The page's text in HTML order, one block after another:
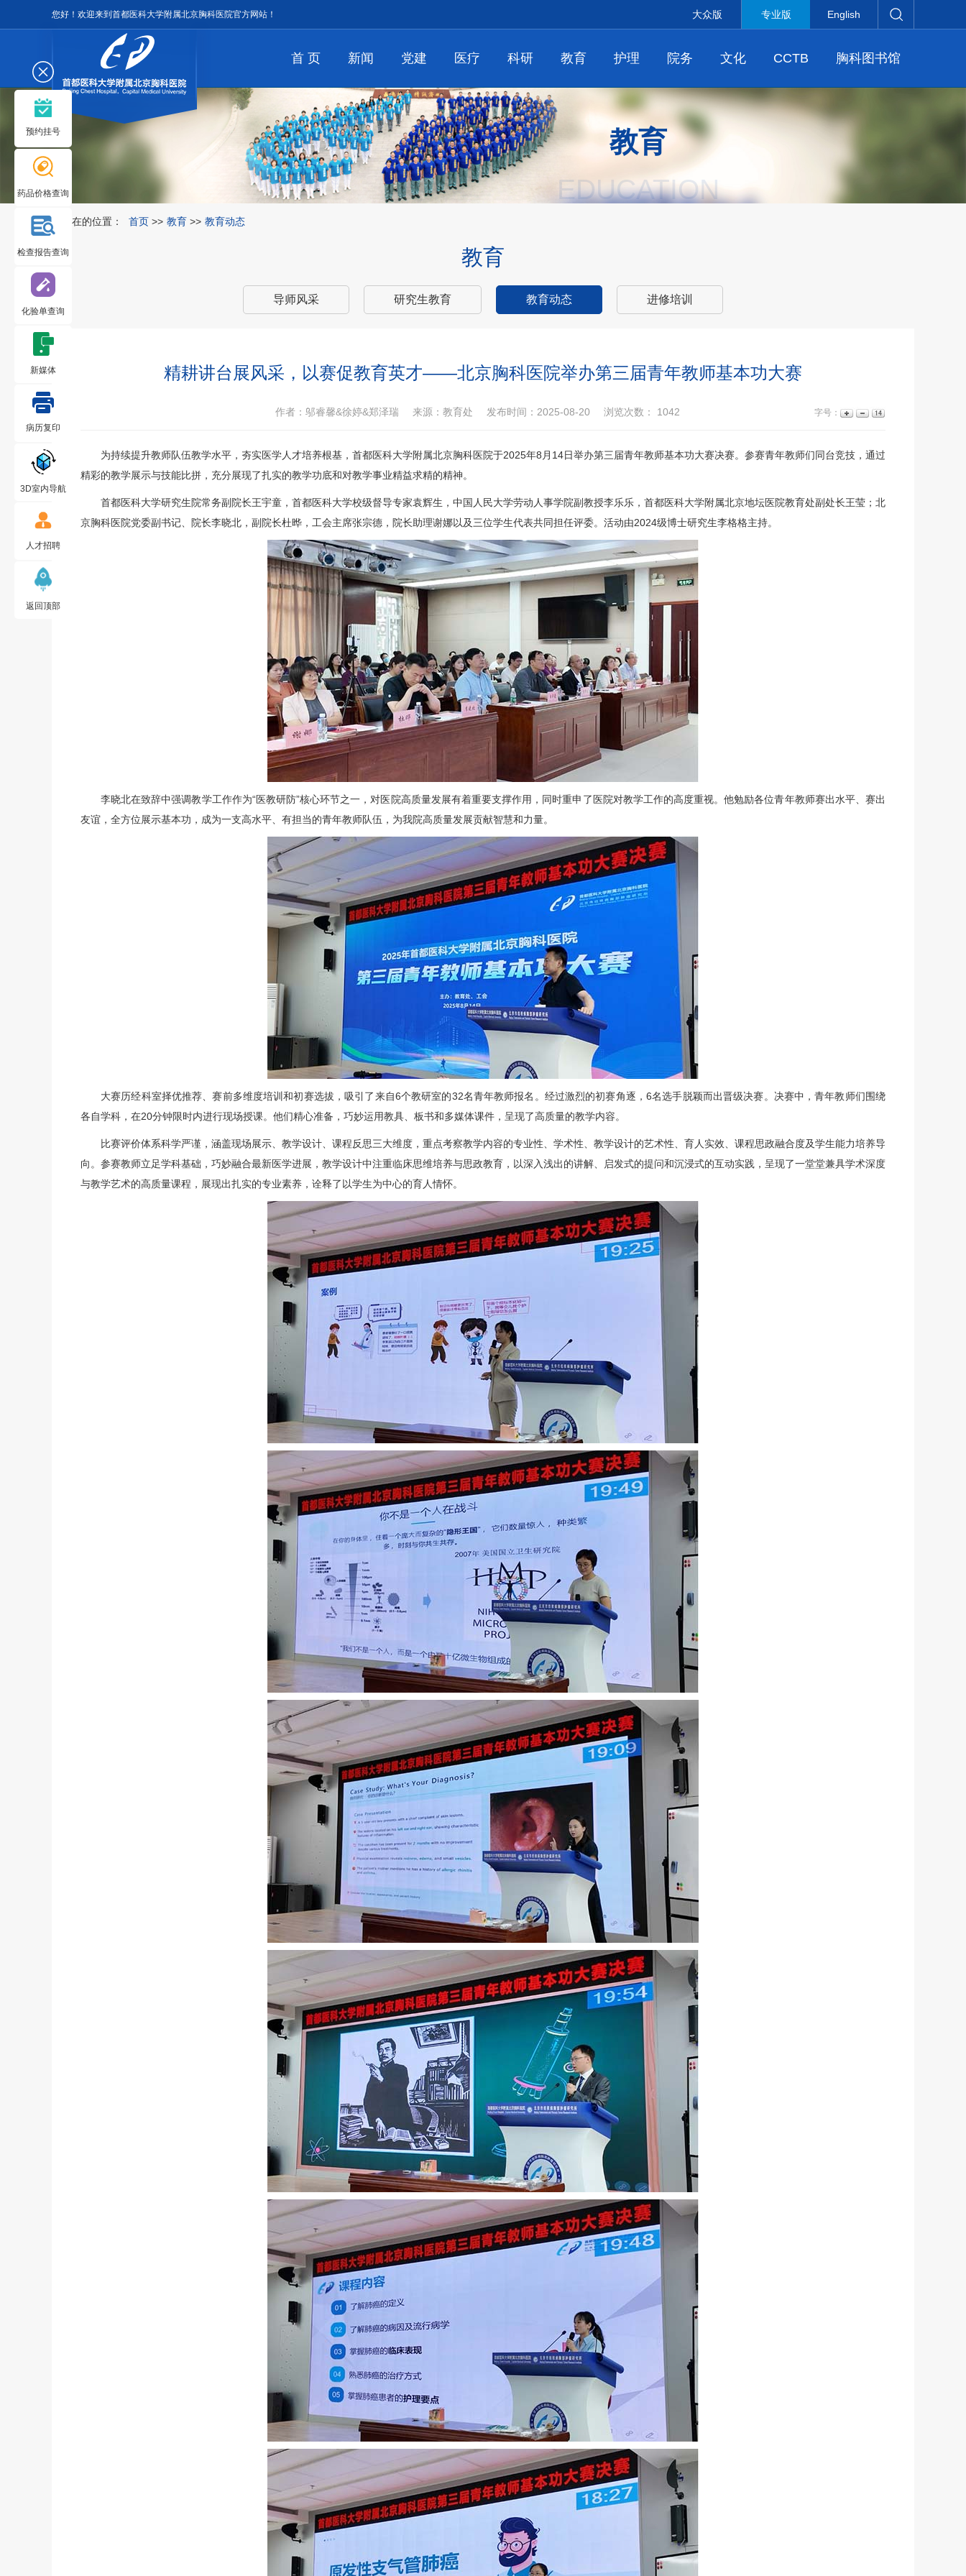
您好！欢迎来到首都医科大学附属北京胸科医院官方网站！ 大众版 专业版 English
首 页 新闻 党建 医疗 科研 教育 护理 院务 文化 CCTB 胸科图书馆
教育
EDUCATION
您所在的位置： 首页 >> 教育 >> 教育动态
教育
导师风采 研究生教育 教育动态 进修培训
精耕讲台展风采，以赛促教育英才——北京胸科医院举办第三届青年教师基本功大赛
作者：邬睿馨&徐婷&郑泽瑞 来源：教育处 发布时间：2025-08-20 浏览次数： 1042 字号：
为持续提升教师队伍教学水平，夯实医学人才培养根基，首都医科大学附属北京胸科医院于2025年8月14日举办第三届青年教师基本功大赛决赛。参赛青年教师们同台竞技，通过
精彩的教学展示与技能比拼，充分展现了扎实的教学功底和对教学事业精益求精的精神。
首都医科大学研究生院常务副院长王宇童，首都医科大学校级督导专家袁辉生，中国人民大学劳动人事学院副教授李乐乐，首都医科大学附属北京地坛医院教育处副处长王莹 ；北
京胸科医院党委副书记、院长李晓北，副院长杜晔， 工会主席张宗德，院长助理谢娜以及三位学生代表共同担任评委。活动由2024级博士研究生李格格主持。
李晓北在致辞中强调教学工作作为“医教研防”核心环节之一，对医院高质量发展有着重要支撑作用，同时重申了医院对教学工作的高度重视。他勉励各位青年教师赛出水平、赛出
友谊，全方位展示基本功，成为一支高水平、有担当的青年教师队伍，为我院高质量发展贡献智慧和力量。
大赛历经科室择优推荐、赛前多维度培训和初赛选拔，吸引了来自6个教研室的32名青年教师报名。经过激烈的初赛角逐，6名选手脱颖而出晋级决赛。决赛中，青年教师们围绕
各自学科，在20分钟限时内进行现场授课。他们精心准备，巧妙运用教具、板书和多媒体课件，呈现了高质量的教学内容。
比赛评价体系科学严谨，涵盖现场展示、教学设计、课程反思三大维度，重点考察教学内容的专业性、学术性、教学设计的艺术性、育人实效、课程思政融合度及学生能力培养导
向。参赛教师立足学科基础，巧妙融合最新医学进展，教学设计中注重临床思维培养与思政教育，以深入浅出的讲解、启发式的提问和沉浸式的互动实践，呈现了一堂堂兼具学术深度
与教学艺术的高质量课程，展现出扎实的专业素养，诠释了以学生为中心的育人情怀。
预约挂号
药品价格查询
检查报告查询
化验单查询
新媒体
病历复印
3D室内导航
人才招聘
返回顶部